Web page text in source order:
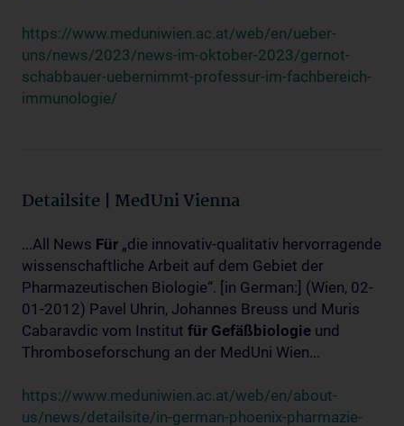
https://www.meduniwien.ac.at/web/en/ueber-
uns/news/2023/news-im-oktober-2023/gernot-
schabbauer-uebernimmt-professur-im-fachbereich-
immunologie/
Detailsite | MedUni Vienna
...All News Für „die innovativ-qualitativ hervorragende
wissenschaftliche Arbeit auf dem Gebiet der
Pharmazeutischen Biologie“. [in German:] (Wien, 02-
01-2012) Pavel Uhrin, Johannes Breuss und Muris
Cabaravdic vom Institut für Gefäßbiologie und
Thromboseforschung an der MedUni Wien...
https://www.meduniwien.ac.at/web/en/about-
us/news/detailsite/in-german-phoenix-pharmazie-